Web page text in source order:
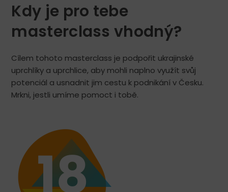
Kdy je pro tebe
masterclass vhodný?
Cílem tohoto masterclass je podpořit ukrajinské
uprchlíky a uprchlice, aby mohli naplno využít svůj
potenciál a usnadnit jim cestu k podnikání v Česku.
Mrkni, jestli umíme pomoct i tobě.